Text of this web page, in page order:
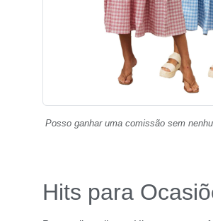
Posso ganhar uma comissão sem
Hits para